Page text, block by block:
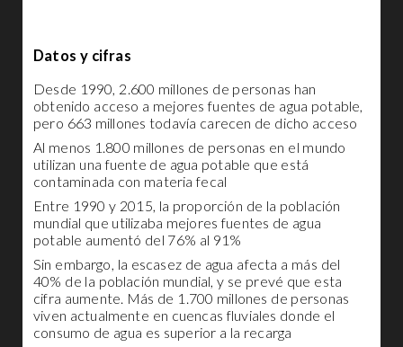
Datos y cifras
Desde 1990, 2.600 millones de personas han
obtenido acceso a mejores fuentes de agua potable,
pero 663 millones todavía carecen de dicho acceso
Al menos 1.800 millones de personas en el mundo
utilizan una fuente de agua potable que está
contaminada con materia fecal
Entre 1990 y 2015, la proporción de la población
mundial que utilizaba mejores fuentes de agua
potable aumentó del 76% al 91%
Sin embargo, la escasez de agua afecta a más del
40% de la población mundial, y se prevé que esta
cifra aumente. Más de 1.700 millones de personas
viven actualmente en cuencas fluviales donde el
consumo de agua es superior a la recarga